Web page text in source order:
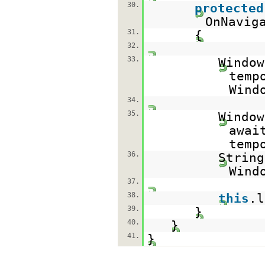
30.
protected
31. {
32.
33.
34.
35.
36.
37.
38.
this
39. }
40. }
41. }